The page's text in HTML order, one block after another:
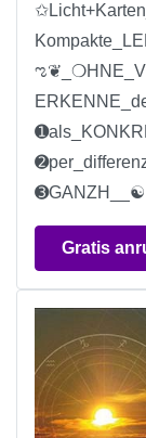
➌GANZH__☯
Gratis